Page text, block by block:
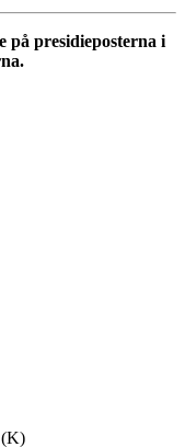
på presidieposterna i
(K)